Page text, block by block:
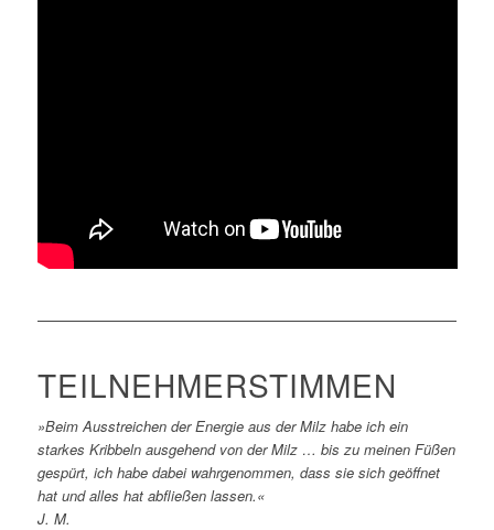
TEILNEHMERSTIMMEN
»Beim Ausstreichen der Energie aus der Milz habe ich ein
starkes Kribbeln ausgehend von der Milz … bis zu meinen Füßen
gespürt, ich habe dabei wahrgenommen, dass sie sich geöffnet
hat und alles hat abfließen lassen.«
J. M.